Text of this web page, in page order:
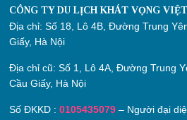
CÔNG TY DU LỊCH KHÁT VỌNG
Địa chỉ:Số 18, Lô 4B, Đường Trung
Giấy, Hà Nội
Địa chỉ cũ:Số 1, Lô 4A, Đường Trung
Cầu Giấy, Hà Nội
Số ĐKKD :0105435079 – Người đại